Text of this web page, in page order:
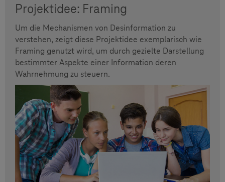
Projektidee: Framing
Um die Mechanismen von Desinformation zu
verstehen, zeigt diese Projektidee exemplarisch wie
Framing genutzt wird, um durch gezielte Darstellung
bestimmter Aspekte einer Information deren
Wahrnehmung zu steuern.